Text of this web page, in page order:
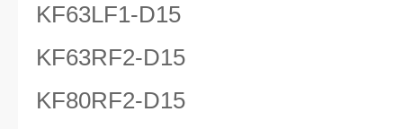
KF63LF1-D15
KF63RF2-D15
KF80RF2-D15